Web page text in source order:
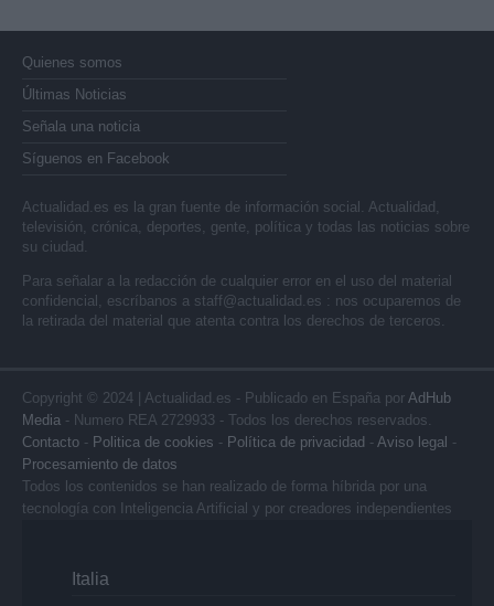
Quienes somos
Últimas Noticias
Señala una noticia
Síguenos en Facebook
Actualidad.es es la gran fuente de información social. Actualidad,
televisión, crónica, deportes, gente, política y todas las noticias sobre
su ciudad.
Para señalar a la redacción de cualquier error en el uso del material
confidencial, escríbanos a staff@actualidad.es : nos ocuparemos de
la retirada del material que atenta contra los derechos de terceros.
Copyright © 2024 | Actualidad.es - Publicado en España por AdHub
Media - Numero REA 2729933 - Todos los derechos reservados.
Contacto - Politica de cookies - Política de privacidad - Aviso legal -
Procesamiento de datos
Todos los contenidos se han realizado de forma híbrida por una
tecnología con Inteligencia Artificial y por creadores independientes
Italia